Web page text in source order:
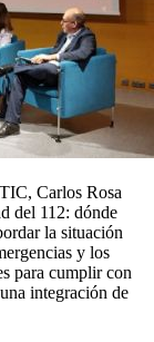
Carlos Rosa
del 112: dónde
la situación
y los
para cumplir con
integración de